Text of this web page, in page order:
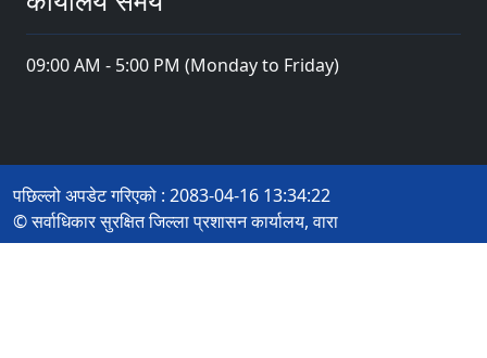
09:00 AM - 5:00 PM (Monday to Friday)
पछिल्लो अपडेट गरिएको : 2083-04-16 13:34:22
© सर्वाधिकार सुरक्षित जिल्ला प्रशासन कार्यालय, वारा